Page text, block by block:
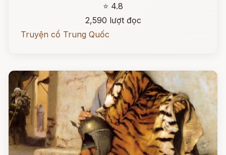
⭐ 4.8
2,590 lượt đọc
Truyện cổ Trung Quốc